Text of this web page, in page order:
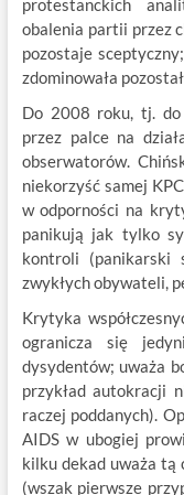
protestanckich
obalenia partii przez
pozostaje
zdominowała
Do 2008 roku, tj. do
przez palce na
obserwatorów.
niekorzyść samej
w odporności na
panikują jak tylko
kontroli (panikarski
zwykłych obywateli,
Krytyka
ogranicza się
dysydentów; uważa
przykład autokracji
raczej poddanych).
AIDS w ubogiej
kilku dekad uważa tą
(wszak pierwsze